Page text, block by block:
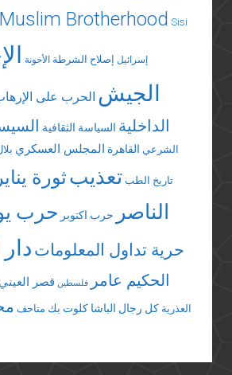
Muslim Brotherhood Sisi
إسرائيل إصلاح الشرطة الأخونة
الجيش الحرب على
الداخلية السياسة الثقافية
الشرعي القاهرة المجلس العسكري
تاريخ الطب تعذيبثورة يناير
الناصر
حرب اكتوبر حرب
حرية تداول المعلومات
الحكيم عامر
فلسطين قصر العيني
العذرية كل رجال الباشا كلوت بك متاحف